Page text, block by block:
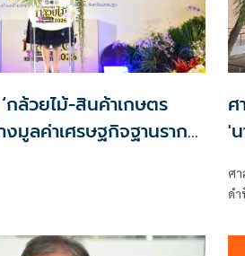
ล้วยไม้-สินค้าเกษตร
มูลค่าเศรษฐกิจฐานราก
ศ
'
ศ
ด
ถิ่